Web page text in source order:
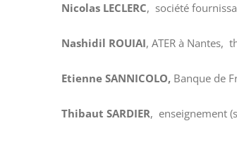
Nicolas LECLERC, société
Nashidil ROUIAI, ATER à Nantes,
Etienne SANNICOLO, Banque de
Thibaut SARDIER, enseignement